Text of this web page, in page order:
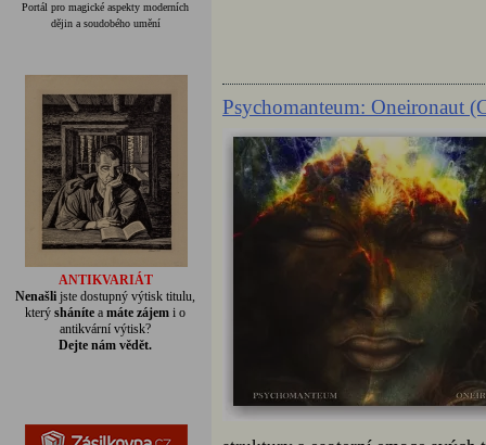
Portál pro magické aspekty moderních
dějin a soudobého umění
ANTIKVARIÁT
Nenašli jste dostupný výtisk titulu,
kterýsháníte amáte zájem i o
antikvární výtisk?
Dejte nám vědět.
Psychomanteum: Oneironaut